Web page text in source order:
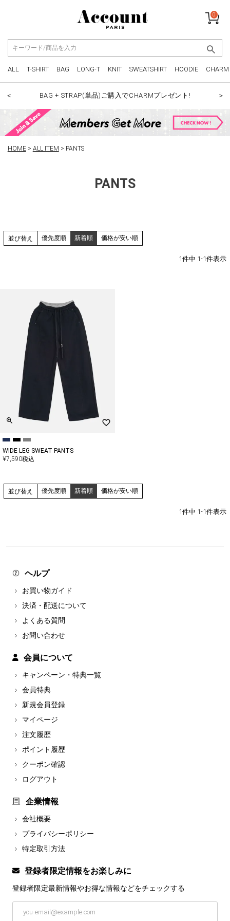
0
ALL T-SHIRT BAG LONG-T KNIT SWEATSHIRT HOODIE CHARM
＜ BAG + STRAP(単品)ご購入でCHARMプレゼント! ＞
HOME ALL ITEM PANTS
PANTS
並び替え 優先度順 新着順 価格が安い順
1件中 1-1件表示
WIDE LEG SWEAT PANTS
¥7,590税込
並び替え 優先度順 新着順 価格が安い順
1件中 1-1件表示
ヘルプ
お買い物ガイド
決済・配送について
よくある質問
お問い合わせ
会員について
キャンペーン・特典一覧
会員特典
新規会員登録
マイページ
注文履歴
ポイント履歴
クーポン確認
ログアウト
企業情報
会社概要
プライバシーポリシー
特定取引方法
登録者限定情報をお楽しみに
登録者限定最新情報やお得な情報などをチェックする